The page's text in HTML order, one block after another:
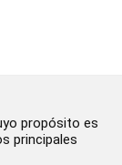
propósito es
principales